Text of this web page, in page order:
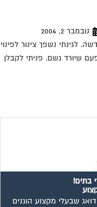
נובמבר 2, 2004
לגינתי נשפך צינור לפינוי
שיורד גשם. פניתי לקבלן
בתים!
שבעלי מקצוע הוגנים